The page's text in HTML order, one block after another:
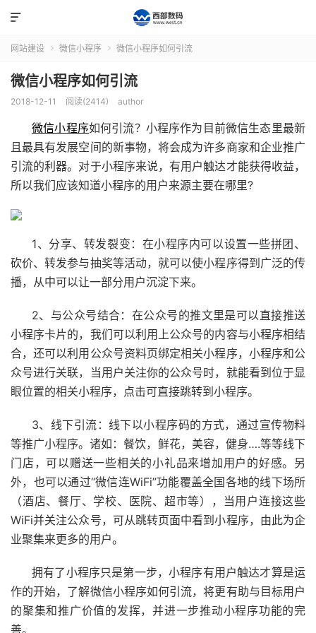

网站建设  微信小程序  微信小程序如何引流
微信小程序如何引流
2018-12-11 阅读(2414) author
微信小程序如何引流？小程序作为目前微信生态里最新
且最具有发展空间的新事物，将会成为许多商家和企业推广
引流的利器。对于小程序来说，有用户触达才能获得收益，
所以我们应该知道小程序的用户来源主要在哪里?
1、分享、转发裂变： 在小程序内可以设置一些拼团、
砍价、转发参与抽奖等活动，就可以使小程序得到广泛的传
播，从中可以让一部分用户沉淀下来。
2、与公众号结合： 在公众号的推文里是可以直接推送
小程序卡片的，我们可以利用上公众号的内容与小程序相结
合，还可以利用公众号资料页绑定相关小程序，小程序和公
众号进行关联，当用户关注你的公众号时，就能看到位于显
眼位置的相关小程序，点击可直接跳转到小程序。
3、线下引流：线下以小程序码的方式，通过宣传物料
等推广小程序。诸如：餐饮，鲜花，美容，健身….等等线下
门店，可以赠送一些相关的小礼品来增加用户的好感。另
外，也可以通过“微信连WiFi”功能覆盖全国各地的线下场所
（酒店、餐厅、学校、医院、超市等），当用户连接这些
WiFi并关注公众号，可从跳转页面中看到小程序，由此为企
业聚集来更多的用户。
拥有了小程序只是第一步，小程序有用户触达才算是运
作的开始，了解微信小程序如何引流，将更有助与目标用户
的聚集和推广价值的发挥，并进一步推动小程序功能的完
善。